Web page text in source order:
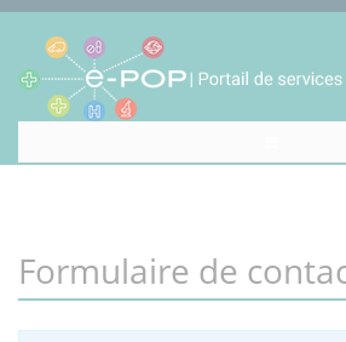
Formulaire de